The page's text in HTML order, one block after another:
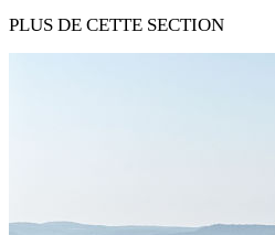
PLUS DE CETTE SECTION